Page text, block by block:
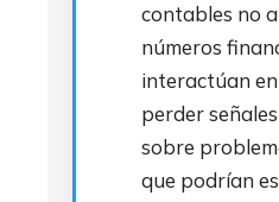
contables no
números
interactúan
perder
sobre
que podrían